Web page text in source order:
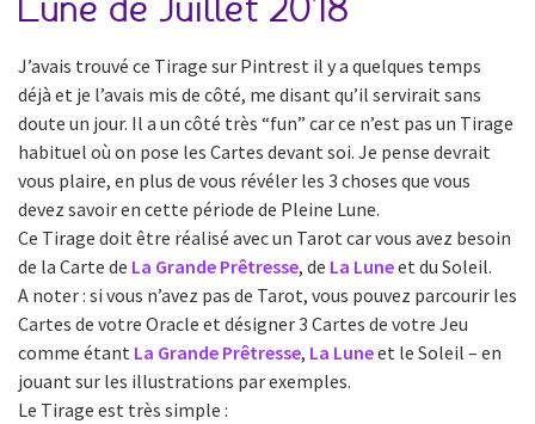
Lune de Juillet 2018
J’avais trouvé ce Tirage sur Pintrest il y a quelques temps
déjà et je l’avais mis de côté, me disant qu’il servirait sans
doute un jour. Il a un côté très “fun” car ce n’est pas un Tirage
habituel où on pose les Cartes devant soi. Je pense devrait
vous plaire, en plus de vous révéler les 3 choses que vous
devez savoir en cette période de Pleine Lune.
Ce Tirage doit être réalisé avec un Tarot car vous avez besoin
de la Carte de La Grande Prêtresse, de La Luneet du Soleil.
A noter : si vous n’avez pas de Tarot, vous pouvez parcourir les
Cartes de votre Oracle et désigner 3 Cartes de votre Jeu
comme étant La Grande Prêtresse, La Luneet le Soleil – en
jouant sur les illustrations par exemples.
Le Tirage est très simple :